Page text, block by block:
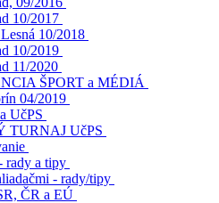
10/2017
10/2018
10/2019
11/2020
ŠPORT a MÉDIÁ
04/2019
UčPS
TURNAJ UčPS
rady a tipy
- rady/tipy
ČR a EÚ